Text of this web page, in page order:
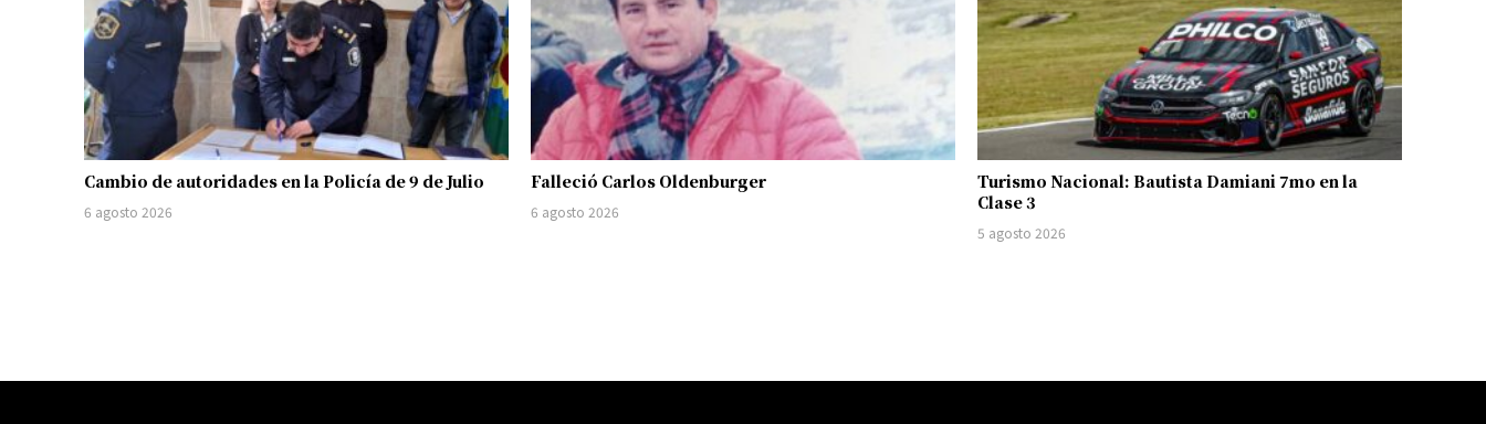
Cambio de autoridades en la Policía de 9 de Julio
6 agosto 2026
Falleció Carlos Oldenburger
6 agosto 2026
Turismo Nacional: Bautista Damiani 7mo en la
Clase 3
5 agosto 2026